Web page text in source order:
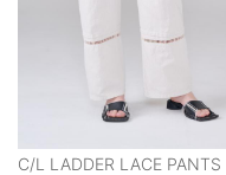
C/L LADDER LACE PANTS